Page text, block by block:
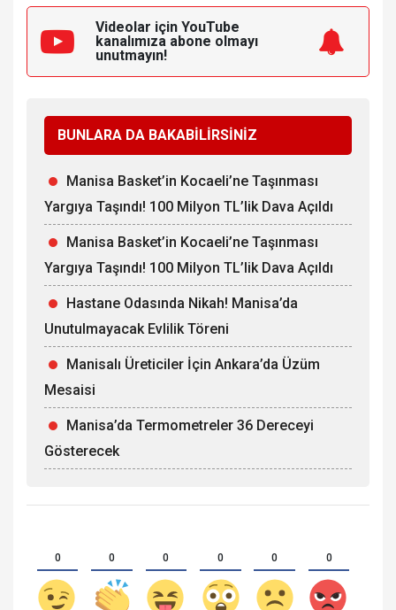
Videolar için YouTube
kanalımıza abone olmayı
unutmayın!
BUNLARA DA BAKABİLİRSİNİZ
Manisa Basket’in Kocaeli’ne Taşınması
Yargıya Taşındı! 100 Milyon TL’lik Dava Açıldı
Manisa Basket’in Kocaeli’ne Taşınması
Yargıya Taşındı! 100 Milyon TL’lik Dava Açıldı
Hastane Odasında Nikah! Manisa’da
Unutulmayacak Evlilik Töreni
Manisalı Üreticiler İçin Ankara’da Üzüm
Mesaisi
Manisa’da Termometreler 36 Dereceyi
Gösterecek
0 0 0 0 0 0